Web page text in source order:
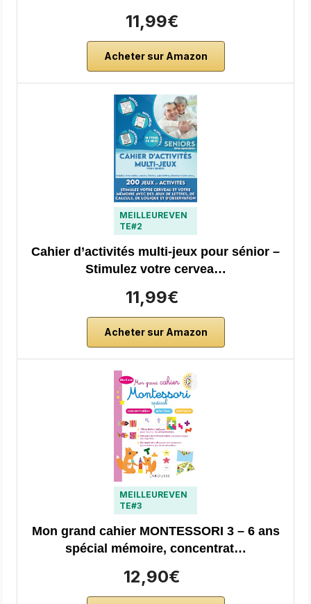
11,99€
Acheter sur Amazon
MEILLEUREVEN
TE#2
Cahier d’activités multi-jeux pour sénior –
Stimulez votre cervea…
11,99€
Acheter sur Amazon
MEILLEUREVEN
TE#3
Mon grand cahier MONTESSORI 3 – 6 ans
spécial mémoire, concentrat…
12,90€